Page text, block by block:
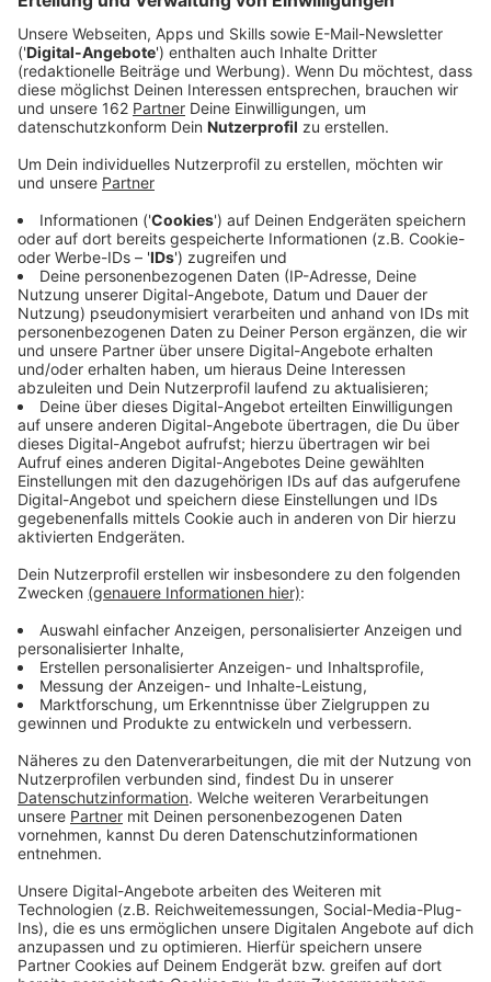
wird gearbeitet.
Veröffentlicht:Dienstag, 14.10.2025 14:12
Anzeige
In Voerde-Friedrichsfeld sind Autofahrer durch den
Betuwe-Ausbau besonders gestraft. Gleich unter zwei
Brücken sorgen die Arbeiten der Bahn auf wichtigen
Straßen für Engpässe. Für die Poststraße steht dabei
bald auch wieder die nächste Sperrung an. Starten soll
sie laut NRZ allerdings doch nicht schon diesen Monat,
sondern im November. Drei Wochen sollen Autofahrer
dann nicht mehr durchkommen. Nötig ist das einmal
mehr, weil im Bereich der Unterführung ein besonderes
Gerüst aufgebaut werden muss. Hier geht es zum
vollständigen NRZ-Artikel.
Anzeige
Zwischen Voerde und Wesel bündeln sich die
Betuwe-Arbeiten
Anzeige
Die anderen Brückenarbeiten für das dritte Gleis auf
der Güterzugstrecke betreffen die Spellener Straße.
An der Unterführung sind aber zur Zeit keine
Sperrungen geplant, so eine Bahnsprecherin
Unterführungen in Friedrichsfeld soll es auch künftig
nicht geben. Zwischen dem Voerder Stadtteil und
Wesel liegt gerade der Schwerpunkt der Betuwe-
Arbeiten. Auch der Zugbetrieb läuft deshalb seit